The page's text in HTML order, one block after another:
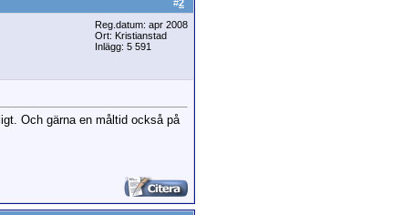
#2
Reg.datum: apr 2008
Ort: Kristianstad
Inlägg: 5 591
Och gärna en måltid också på